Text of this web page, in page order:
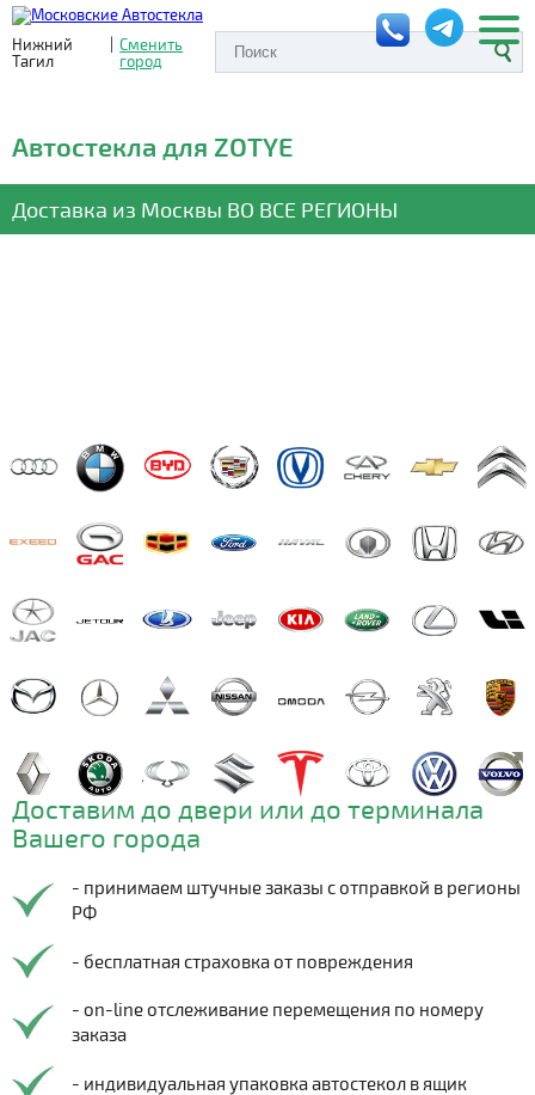
Нижний
Тагил
| Сменить
город
Автостекла для ZOTYE
Доставка из Москвы ВО ВСЕ РЕГИОНЫ
Доставим до двери или до терминала
Вашего города
- принимаем штучные заказы с отправкой в регионы
РФ
- бесплатная страховка от повреждения
- on-line отслеживание перемещения по номеру
заказа
- индивидуальная упаковка автостекол в ящик